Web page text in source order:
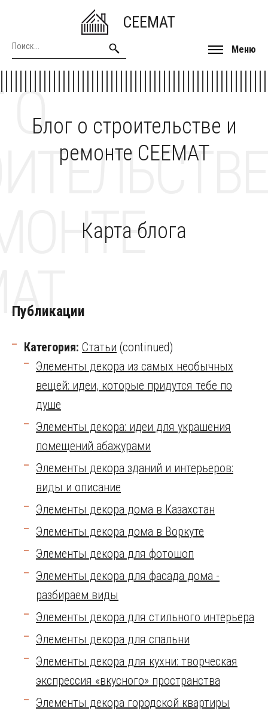
CEEMAT
Меню
Блог о строительстве и
ремонте CEEMAT
О
Карта блога
Публикации
Категория: Статьи (continued)
Элементы декора из самых необычных
вещей: идеи, которые придутся тебе по
душе
Элементы декора: идеи для украшения
помещений абажурами
Элементы декора зданий и интерьеров:
виды и описание
Элементы декора дома в Казахстан
Элементы декора дома в Воркуте
Элементы декора для фотошоп
Элементы декора для фасада дома -
разбираем виды
Элементы декора для стильного интерьера
Элементы декора для спальни
Элементы декора для кухни: творческая
экспрессия «вкусного» пространства
Элементы декора городской квартиры